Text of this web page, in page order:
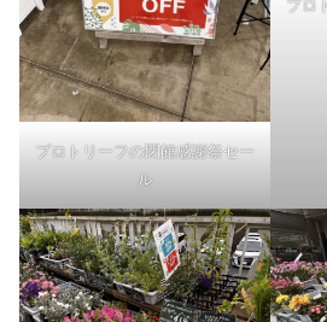
プロトリーフの閉館感謝祭セー
ル
プロ